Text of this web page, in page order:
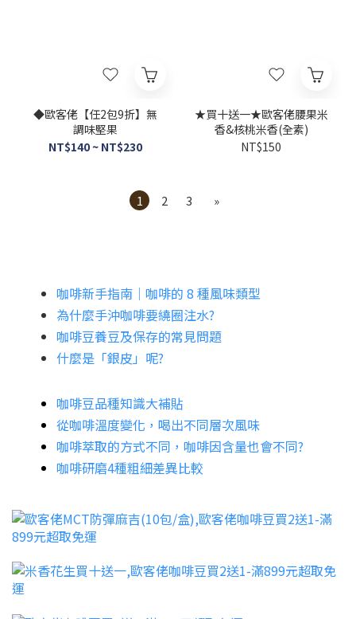
◆歐客佬【任2包9折】無
調味堅果
NT$140 ~ NT$230
★買十送一★歐客佬腰果米
香&核桃米香(全素)
NT$150
1 2 3 »
咖啡新手指南│咖啡的 8 種風味類型
為什麼手沖咖啡要繞圈注水?
咖啡豆養豆及保存的常見問題
什麼是「銀皮」呢?
咖啡豆品種知識大補貼
從咖啡溫度變化，喝出不同層次風味
咖啡萃取的方式不同，咖啡因含量也會不同?
咖啡研磨4種粗細差異比較